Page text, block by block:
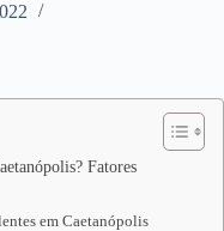
Fatores
em Caetanópolis